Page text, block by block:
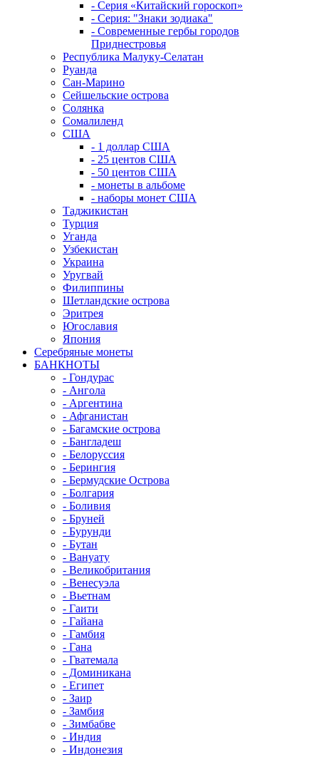
- Серия «Китайский гороскоп»
- Серия: "Знаки зодиака"
- Современные гербы городов
Приднестровья
Республика Малуку-Селатан
Руанда
Сан-Марино
Сейшельские острова
Солянка
Сомалиленд
США
- 1 доллар США
- 25 центов США
- 50 центов США
- монеты в альбоме
- наборы монет США
Таджикистан
Турция
Уганда
Узбекистан
Украина
Уругвай
Филиппины
Шетландские острова
Эритрея
Югославия
Япония
Серебряные монеты
БАНКНОТЫ
- Гондурас
- Ангола
- Аргентина
- Афганистан
- Багамские острова
- Бангладеш
- Белоруссия
- Берингия
- Бермудские Острова
- Болгария
- Боливия
- Бруней
- Бурунди
- Бутан
- Вануату
- Великобритания
- Венесуэла
- Вьетнам
- Гаити
- Гайана
- Гамбия
- Гана
- Гватемала
- Доминикана
- Египет
- Заир
- Замбия
- Зимбабве
- Индия
- Индонезия